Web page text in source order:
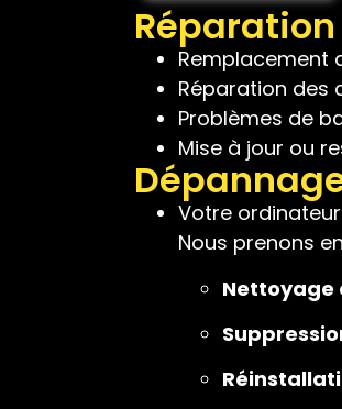
Remplacement
Réparation des
Problèmes de
Mise à jour ou
Votre
Nous prenons
Nettoyage